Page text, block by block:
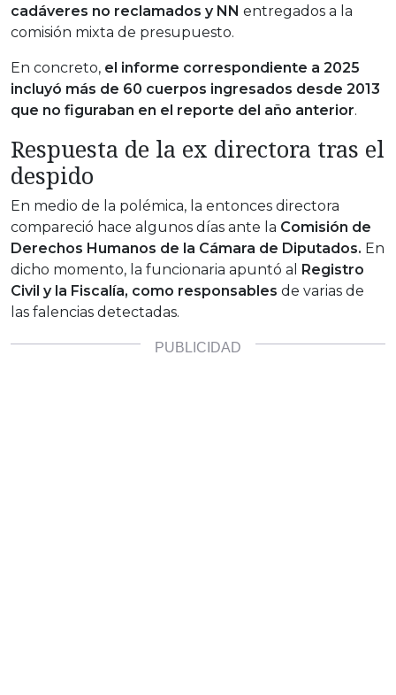
cadáveres no reclamados y NN entregados a la
comisión mixta de presupuesto.
En concreto, el informe correspondiente a 2025
incluyó más de 60 cuerpos ingresados desde 2013
que no figuraban en el reporte del año anterior.
Respuesta de la ex directora tras el
despido
En medio de la polémica, la entonces directora
compareció hace algunos días ante la Comisión de
Derechos Humanos de la Cámara de Diputados. En
dicho momento, la funcionaria apuntó al
Registro
Civil y la Fiscalía, como responsables de varias de
las falencias detectadas.